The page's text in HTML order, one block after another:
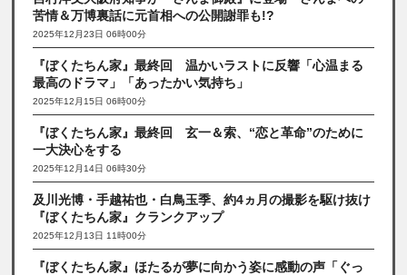
苦情＆万博裏話に元首相への公開謝罪も!?
2025年12月23日 06時00分
『ぼくたちん家』最終回 温かいラストに反響「心温まる
最高のドラマ」「あったかい気持ち」
2025年12月15日 06時00分
『ぼくたちん家』最終回 玄一＆索、“恋と革命”のために
一大決心をする
2025年12月14日 06時30分
及川光博・手越祐也・白鳥玉季、約4ヵ月の撮影を駆け抜け
『ぼくたちん家』クランクアップ
2025年12月13日 11時00分
『ぼくたちん家』ほたるが夢に向かう姿に感動の声「ぐっ